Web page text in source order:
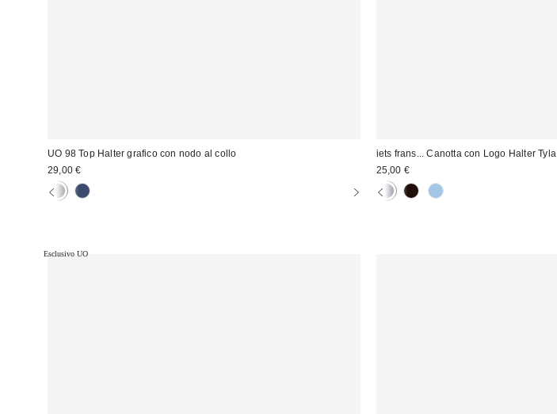
UO 98 Top Halter grafico con nodo al collo
29,00 €
iets frans... Canotta con Logo Halter Tyla
25,00 €
Esclusivo UO